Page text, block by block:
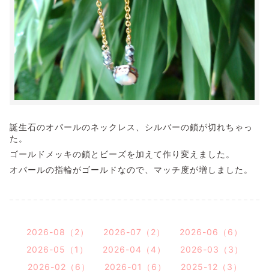
誕生石のオパールのネックレス、シルバーの鎖が切れちゃっ
た。
ゴールドメッキの鎖とビーズを加えて作り変えました。
オパールの指輪がゴールドなので、マッチ度が増しました。
2026-08（2） 2026-07（2）
2026-06（6）
2026-05（1）
2026-04（4）
2026-03（3）
2026-02（6）
2026-01（6）
2025-12（3）